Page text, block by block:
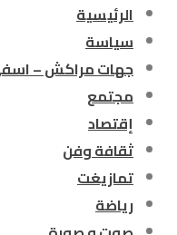
الرئيسية
سياسة
جهات مراكش –
مجتمع
إقتصاد
ثقافة وفن
تمازيغت
رياضة